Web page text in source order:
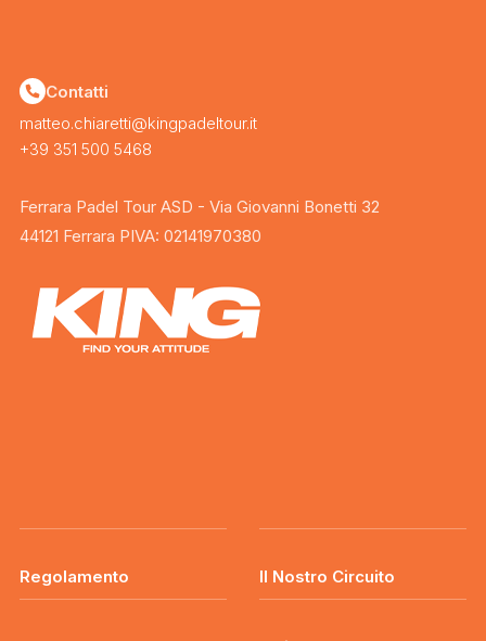
Contatti
matteo.chiaretti@kingpadeltour.it
+39 351 500 5468
Ferrara Padel Tour ASD - Via Giovanni Bonetti 32
44121 Ferrara PIVA: 02141970380
Regolamento Il Nostro Circuito